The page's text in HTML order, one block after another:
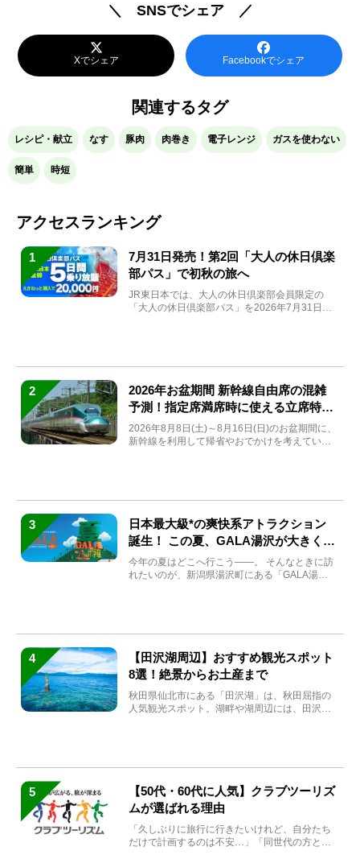
＼ SNSでシェア ／
Xでシェア Facebookでシェア
関連するタグ
レシピ・献立 なす 豚肉 肉巻き 電子レンジ ガスを使わない
簡単 時短
アクセスランキング
1
7月31日発売！第2回「大人の休日倶楽
部パス」で初秋の旅へ
JR東日本では、大人の休日倶楽部会員限定の
「大人の休日倶楽部パス」を2026年7月31日
2
2026年お盆期間 新幹線自由席の混雑
予測！指定席満席時に使える立席特急
券も解説
2026年8月8日(土)～8月16日(日)のお盆期間に、
新幹線を利用して帰省やおでかけを考えている
3
日本最大級*の爽快系アトラクション
誕生！ この夏、GALA湯沢が大きく生
まれ変わる
今年の夏はどこへ行こう――。 そんなときに訪
れたいのが、新潟県湯沢町にある「GALA湯
4
【田沢湖周辺】おすすめ観光スポット
8選！絶景からお土産まで
秋田県仙北市にある「田沢湖」は、秋田屈指の
人気観光スポット。湖畔や湖周辺には、田沢湖
5
【50代・60代に人気】クラブツーリズ
ムが選ばれる理由
「久しぶりに旅行に行きたいけれど、自分たち
だけで計画するのは不安…」「同世代の方と気